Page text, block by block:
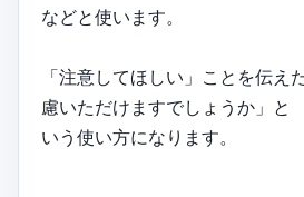
などと使います。
「注意してほしい」ことを伝え
慮いただけますでしょうか」と
いう使い方になります。